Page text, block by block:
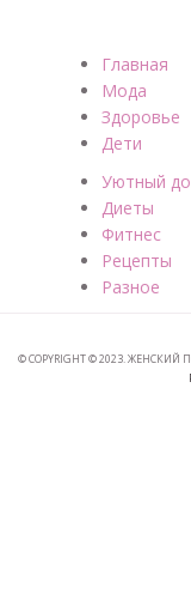
Главная
Мода
Здоровье
Дети
Уютный
Диеты
Фитнес
Рецепты
Разное
© COPYRIGHT © 2023.